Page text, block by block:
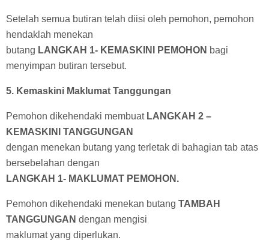
Setelah semua butiran telah diisi oleh pemohon, pemohon
hendaklah menekan
butang LANGKAH 1- KEMASKINI PEMOHON bagi
menyimpan butiran tersebut.
5. Kemaskini Maklumat Tanggungan
Pemohon dikehendaki membuat LANGKAH 2 –
KEMASKINI TANGGUNGAN
dengan menekan butang yang terletak di bahagian tab atas
bersebelahan dengan
LANGKAH 1- MAKLUMAT PEMOHON.
Pemohon dikehendaki menekan butang TAMBAH
TANGGUNGAN dengan mengisi
maklumat yang diperlukan.